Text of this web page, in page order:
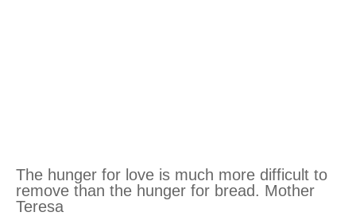
The hunger for love is much more difficult to
remove than the hunger for bread. Mother
Teresa